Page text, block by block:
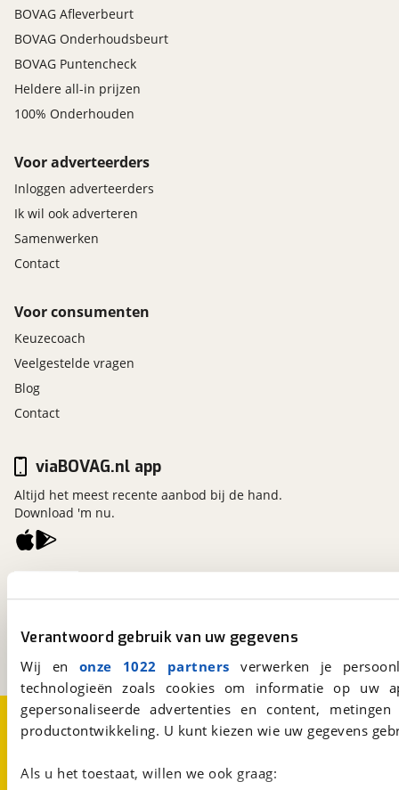
Verantwoord gebruik van uw gegevens
Wij en onze 1022 partners verwerken je
technologieën zoals cookies om informatie op
gepersonaliseerde advertenties en content,
productontwikkeling. U kunt kiezen wie uw gegevens
Als u het toestaat, willen we ook graag:
BOVAG Afleverbeurt
BOVAG Onderhoudsbeurt
BOVAG Puntencheck
Heldere all-in prijzen
100% Onderhouden
Voor adverteerders
Inloggen adverteerders
Ik wil ook adverteren
Samenwerken
Contact
Voor consumenten
Keuzecoach
Veelgestelde vragen
Blog
Contact
Een initiatief van
viaBOVAG.nl app
Altijd het meest recente aanbod bij de hand.
Download 'm nu.
Over viaBOVAG.nlDisclaimer- en Privacyverklaring
CookievoorkeurenVacatures